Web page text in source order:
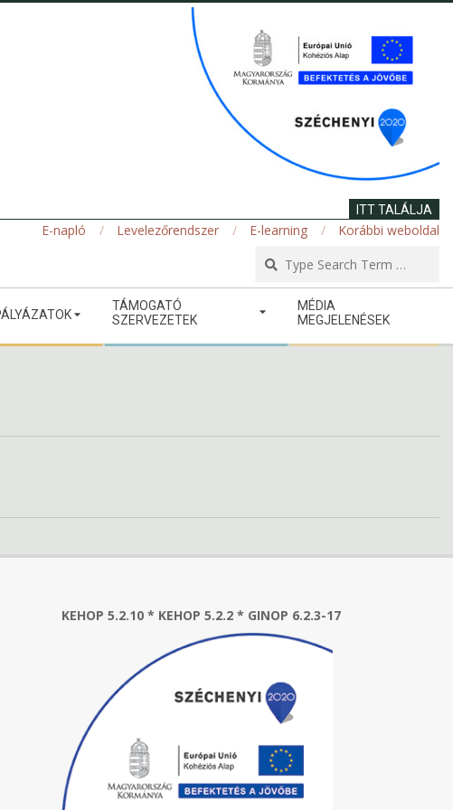
ITT TALÁLJA
E-napló Levelezőrendszer E-learning
Korábbi weboldal
TÁMOGATÓ
SZERVEZETEK
MÉDIA
MEGJELENÉSEK
KEHOP 5.2.10 * KEHOP 5.2.2 * GINOP 6.2.3-17